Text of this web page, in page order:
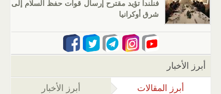
فنلندا تؤيد مقترح إرسال قوات حفظ السلام إلى
شرق أوكرانيا
أبرز الأخبار
أبرز المقالات (علامة التبويب النشطة)
أبرز الأخبار